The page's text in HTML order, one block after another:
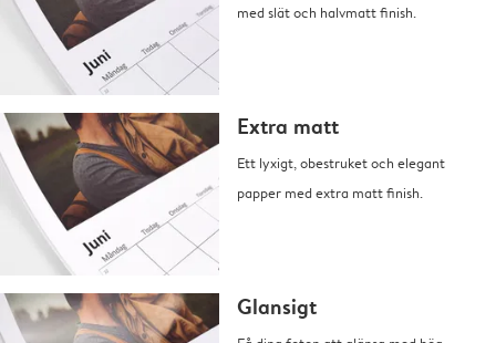
med slät och halvmatt finish.
Extra matt
Ett lyxigt, obestruket och elegant
papper med extra matt finish.
Glansigt